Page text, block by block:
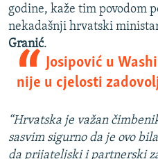
godine, kaže tim povodom
nekadašnji hrvatski
Granić.
Josipović u
nije u cjelosti
“Hrvatska je važan
sasvim sigurno da je ovo
da prijateljski i partnerski